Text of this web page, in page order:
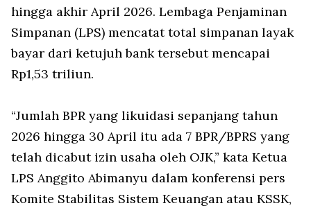
hingga akhir April 2026. Lembaga Penjaminan
Simpanan (LPS) mencatat total simpanan layak
bayar dari ketujuh bank tersebut mencapai
Rp1,53 triliun.
“Jumlah BPR yang likuidasi sepanjang tahun
2026 hingga 30 April itu ada 7 BPR/BPRS yang
telah dicabut izin usaha oleh OJK,” kata Ketua
LPS Anggito Abimanyu dalam konferensi pers
Komite Stabilitas Sistem Keuangan atau KSSK,